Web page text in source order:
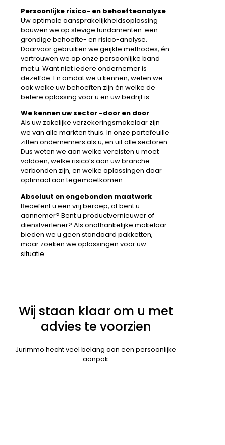
Persoonlijke risico- en behoefteanalyse
Uw optimale aansprakelijkheidsoplossing
bouwen we op stevige fundamenten: een
grondige behoefte- en risico-analyse.
Daarvoor gebruiken we geijkte methodes, én
vertrouwen we op onze persoonlijke band
met u. Want niet iedere ondernemer is
dezelfde. En omdat we u kennen, weten we
ook welke uw behoeften zijn én welke de
betere oplossing voor u en uw bedrijf is.
We kennen uw sector -door en door
Als uw zakelijke verzekeringsmakelaar zijn
we van alle markten thuis. In onze portefeuille
zitten ondernemers als u, en uit alle sectoren.
Dus weten we aan welke vereisten u moet
voldoen, welke risico’s aan uw branche
verbonden zijn, en welke oplossingen daar
optimaal aan tegemoetkomen.
Absoluut en ongebonden maatwerk
Beoefent u een vrij beroep, of bent u
aannemer? Bent u productvernieuwer of
dienstverlener? Als onafhankelijke makelaar
bieden we u geen standaard pakketten,
maar zoeken we oplossingen voor uw
situatie.
Wij staan klaar om u met
advies te voorzien
Jurimmo hecht veel belang aan een persoonlijke
aanpak